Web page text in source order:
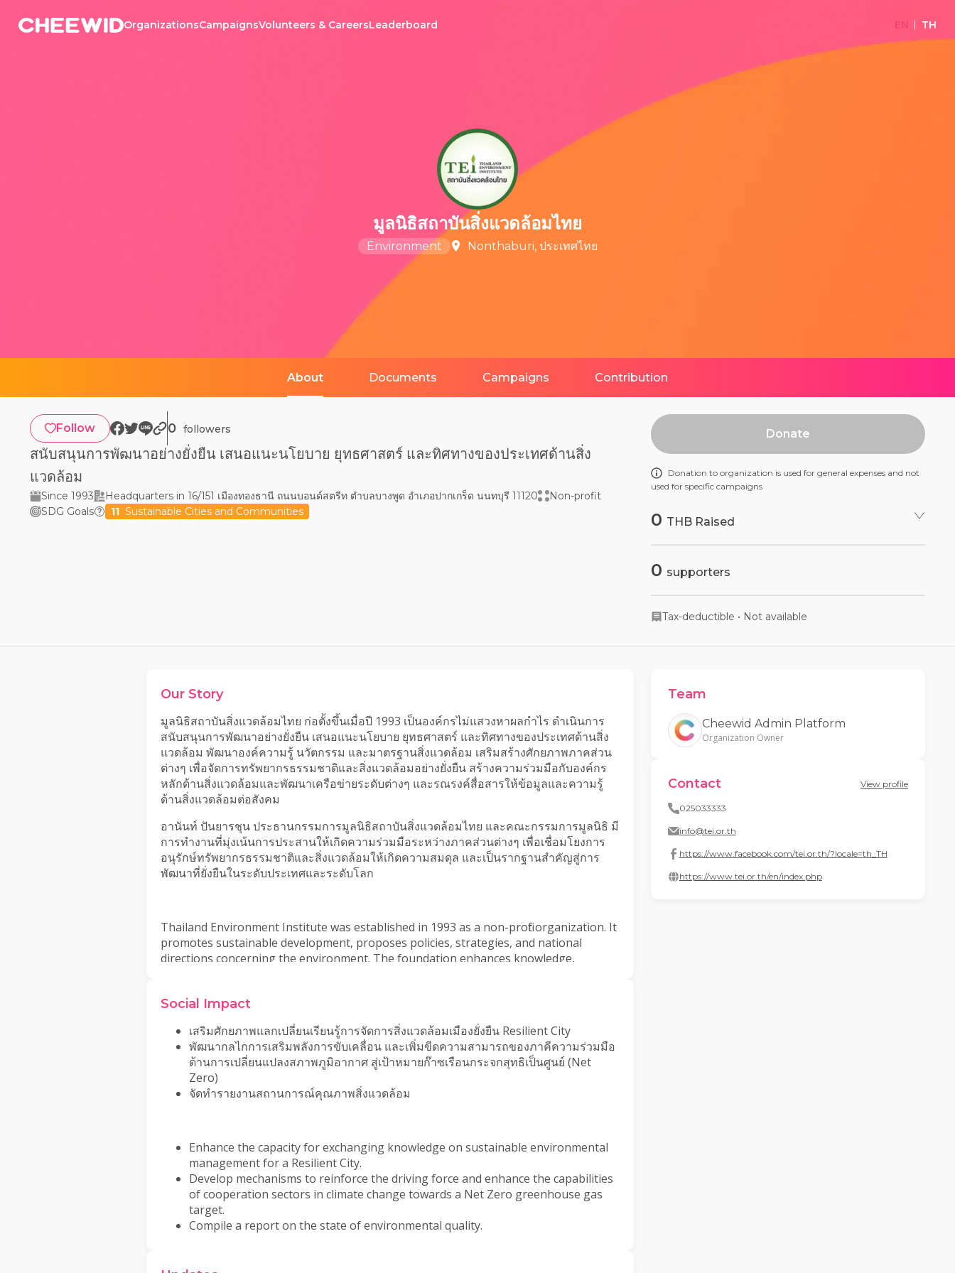
OrganizationsCampaignsVolunteers & CareersLeaderboard EN TH
มูลนิธิสถาบันสิ่งแวดล้อมไทย
Environment Nonthaburi, ประเทศไทย
About Documents Campaigns Contribution
Follow 0 followers
สนับสนุนการพัฒนาอย่างยั่งยืน เสนอแนะนโยบาย ยุทธศาสตร์ และทิศทางของประเทศด้านสิ่ง
แวดล้อม
Since 1993 Headquarters in 16/151 เมืองทองธานี ถนนบอนด์สตรีท ตำบลบางพูด อำเภอปากเกร็ด นนทบุรี 11120
Non-profit
SDG Goals
11 Sustainable Cities and Communities
Donate
Donation to organization is used for general expenses and not
used for specific campaigns
0 THB Raised
0 supporters
Tax-deductible • Not available
Our Story
มูลนิธิสถาบันสิ่งแวดล้อมไทย ก่อตั้งขึ้นเมื่อปี 1993 เป็นองค์กรไม่แสวงหาผลกำไร ดำเนินการ
สนับสนุนการพัฒนาอย่างยั่งยืน เสนอแนะนโยบาย ยุทธศาสตร์ และทิศทางของประเทศด้านสิ่ง
แวดล้อม พัฒนาองค์ความรู้ นวัตกรรม และมาตรฐานสิ่งแวดล้อม เสริมสร้างศักยภาพภาคส่วน
ต่างๆ เพื่อจัดการทรัพยากรธรรมชาติและสิ่งแวดล้อมอย่างยั่งยืน สร้างความร่วมมือกับองค์กร
หลักด้านสิ่งแวดล้อมและพัฒนาเครือข่ายระดับต่างๆ และรณรงค์สื่อสารให้ข้อมูลและความรู้
ด้านสิ่งแวดล้อมต่อสังคม
อานันท์ ปันยารชุน ประธานกรรมการมูลนิธิสถาบันสิ่งแวดล้อมไทย และคณะกรรมการมูลนิธิ มี
การทำงานที่มุ่งเน้นการประสานให้เกิดความร่วมมือระหว่างภาคส่วนต่างๆ เพื่อเชื่อมโยงการ
อนุรักษ์ทรัพยากรธรรมชาติและสิ่งแวดล้อมให้เกิดความสมดุล และเป็นรากฐานสำคัญสู่การ
พัฒนาที่ยั่งยืนในระดับประเทศและระดับโลก
Thailand Environment Institute was established in 1993 as a non-profit organization. It
promotes sustainable development, proposes policies, strategies, and national
directions concerning the environment. The foundation enhances knowledge,
collaboration with key environmental organizations, develops networks at different
levels, and campaigns to communicate environmental information and knowledge to
society.
Anan Panyarachun, the chairman of the Thai Environmental Institute, along with the
foundation's committee, emphasizes the importance of fostering collaboration
among different sectors. Their work aims to bridge the conservation of natural
Social Impact
เสริมศักยภาพแลกเปลี่ยนเรียนรู้การจัดการสิ่งแวดล้อมเมืองยั่งยืน Resilient City
พัฒนากลไกการเสริมพลังการขับเคลื่อน และเพิ่มขีดความสามารถของภาคีความร่วมมือ
ด้านการเปลี่ยนแปลงสภาพภูมิอากาศ สู่เป้าหมายก๊าซเรือนกระจกสุทธิเป็นศูนย์ (Net
Zero)
จัดทำรายงานสถานการณ์คุณภาพสิ่งแวดล้อม
Enhance the capacity for exchanging knowledge on sustainable environmental
management for a Resilient City.
Develop mechanisms to reinforce the driving force and enhance the capabilities
of cooperation sectors in climate change towards a Net Zero greenhouse gas
target.
Compile a report on the state of environmental quality.
Team
Cheewid Admin Platform
Organization Owner
Contact View profile
025033333
info@tei.or.th
https://www.facebook.com/tei.or.th/?locale=th_TH
https://www.tei.or.th/en/index.php